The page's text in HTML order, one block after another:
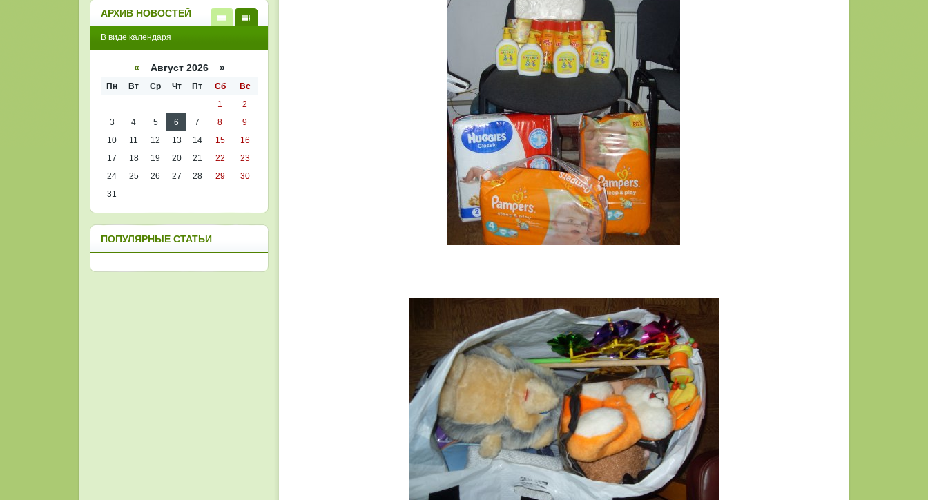
АРХИВ НОВОСТЕЙ
кален
списк
В виде календаря
« Август 2026 »
Пн Вт Ср Чт Пт Сб
Вс
1
2
3
4 5 6 7 8
9
10
11 12 13 14 15
16
17
18 19 20 21 22
23
24
25 26 27 28 29
30
31
ПОПУЛЯРНЫЕ СТАТЬИ